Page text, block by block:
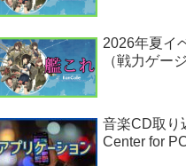
2026年夏イ
（戦力ゲー
音楽CD取り
Center for